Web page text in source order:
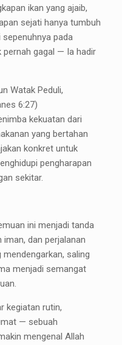
ikan yang ajaib,
sejati hanya tumbuh
pada
pernah gagal — Ia hadir
Watak Peduli,
6:27)
kekuatan dari
yang bertahan
konkret untuk
pengharapan
sekitar.
ini menjadi tanda
dan perjalanan
mendengarkan, saling
menjadi semangat
kegiatan rutin,
— sebuah
mengenal Allah